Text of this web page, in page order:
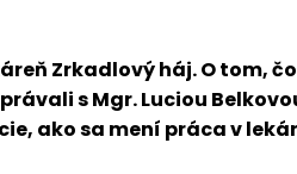
Zrkadlový háj. O tom, čo
s Mgr. Luciou
ako sa mení práca v